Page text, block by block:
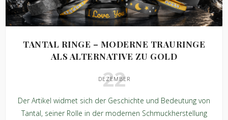
TANTAL RINGE – MODERNE TRAURINGE
ALS ALTERNATIVE ZU GOLD
22
DEZEMBER
Der Artikel widmet sich der Geschichte und Bedeutung von
Tantal, seiner Rolle in der modernen Schmuckherstellung